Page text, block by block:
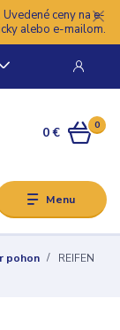
ceny na e-
alebo e-mailom.
Menu
0
0 €
pohon
REIFEN